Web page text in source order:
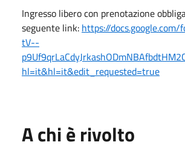
Ingresso libero con prenotazione
seguente link: https://
tV--
hl=it&hl=it&edit_requested=true
A chi è rivolto